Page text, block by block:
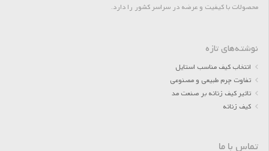
محصولات با کیفیت و عرضه در سراسر کشور را دارد.
نوشته‌های تازه
انتخاب کیف مناسب استایل
تفاوت چرم طبیعی و مصنوعی
تاثیر کیف زنانه بر صنعت مد
کیف زنانه
تماس با ما